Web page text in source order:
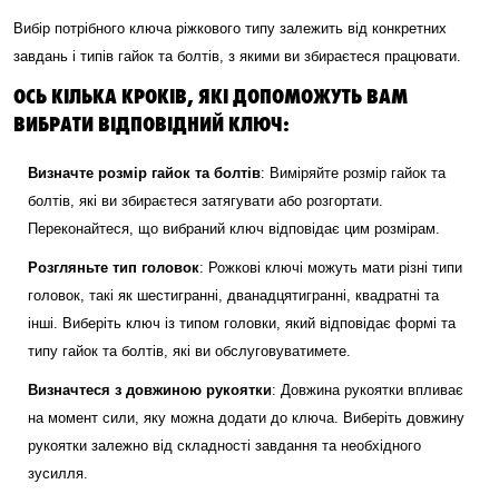
Вибір потрібного ключа ріжкового типу залежить від конкретних
завдань і типів гайок та болтів, з якими ви збираєтеся працювати.
ОСЬ КІЛЬКА КРОКІВ, ЯКІ ДОПОМОЖУТЬ ВАМ
ВИБРАТИ ВІДПОВІДНИЙ КЛЮЧ:
Визначте розмір гайок та болтів: Виміряйте розмір гайок та
болтів, які ви збираєтеся затягувати або розгортати.
Переконайтеся, що вибраний ключ відповідає цим розмірам.
Розгляньте тип головок: Рожкові ключі можуть мати різні типи
головок, такі як шестигранні, дванадцятигранні, квадратні та
інші. Виберіть ключ із типом головки, який відповідає формі та
типу гайок та болтів, які ви обслуговуватимете.
Визначтеся з довжиною рукоятки: Довжина рукоятки впливає
на момент сили, яку можна додати до ключа. Виберіть довжину
рукоятки залежно від складності завдання та необхідного
зусилля.